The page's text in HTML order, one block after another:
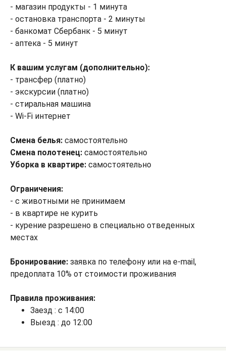
- магазин продукты - 1 минута
- остановка транспорта - 2 минуты
- банкомат Сбербанк - 5 минут
- аптека - 5 минут
К вашим услугам (дополнительно):
- трансфер (платно)
- экскурсии (платно)
- стиральная машина
- Wi-Fi интернет
Смена белья: самостоятельно
Смена полотенец: самостоятельно
Уборка в квартире: самостоятельно
Ограничения:
- с животными не принимаем
- в квартире не курить
- курение разрешено в специально отведенных
местах
Бронирование: заявка по телефону или на e-mail,
предоплата 10% от стоимости проживания
Правила проживания:
Заезд : с 14:00
Выезд : до 12:00